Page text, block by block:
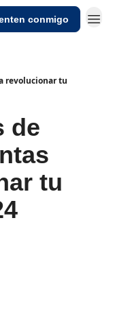
conmigo
revolucionar tu
de
tu